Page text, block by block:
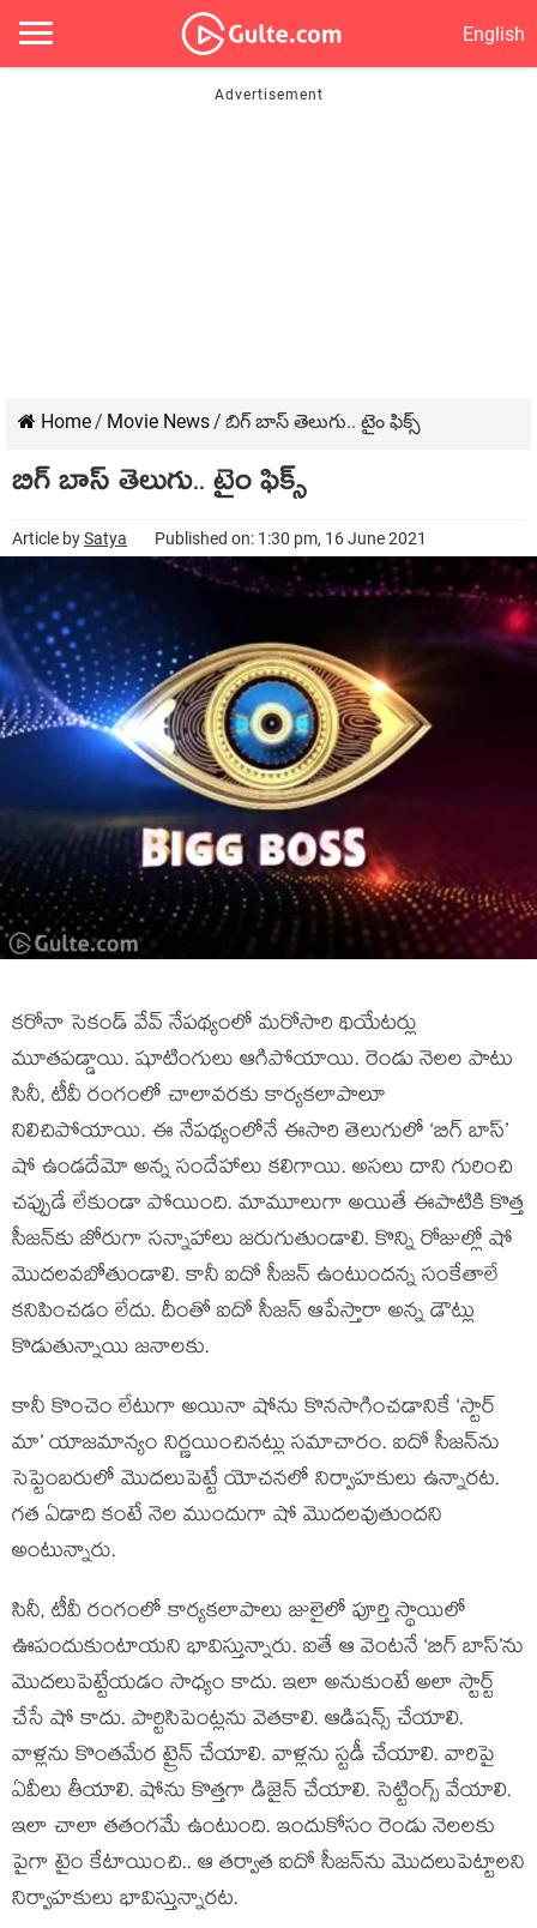
English
Home/ Movie News/ బిగ్ బాస్ తెలుగు.. టైం ఫిక్స్
బిగ్ బాస్ తెలుగు.. టైం ఫిక్స్
Article bySatya Published on: 1:30 pm, 16 June 2021
కరోనా సెకండ్ వేవ్ నేపథ్యంలో మరోసారి థియేటర్లు
మూతపడ్డాయి. షూటింగులు ఆగిపోయాయి. రెండు నెలల పాటు
సినీ, టీవీ రంగంలో చాలావరకు కార్యకలాపాలూ
నిలిచిపోయాయి. ఈ నేపథ్యంలోనే ఈసారి తెలుగులో ‘బిగ్ బాస్’
షో ఉండదేమో అన్న సందేహాలు కలిగాయి. అసలు దాని గురించి
చప్పుడే లేకుండా పోయింది. మామూలుగా అయితే ఈపాటికి కొత్త
సీజన్‌కు జోరుగా సన్నాహాలు జరుగుతుండాలి. కొన్ని రోజుల్లో షో
మొదలవబోతుండాలి. కానీ ఐదో సీజన్ ఉంటుందన్న సంకేతాలే
కనిపించడం లేదు. దీంతో ఐదో సీజన్ ఆపేస్తారా అన్న డౌట్లు
కొడుతున్నాయి జనాలకు.
కానీ కొంచెం లేటుగా అయినా షోను కొనసాగించడానికే ‘స్టార్
మా’ యాజమాన్యం నిర్ణయించినట్లు సమాచారం. ఐదో సీజన్‌ను
సెప్టెంబరులో మొదలుపెట్టే యోచనలో నిర్వాహకులు ఉన్నారట.
గత ఏడాది కంటే నెల ముందుగా షో మొదలవుతుందని
అంటున్నారు.
సినీ, టీవీ రంగంలో కార్యకలాపాలు జులైలో పూర్తి స్థాయిలో
ఊపందుకుంటాయని భావిస్తున్నారు. ఐతే ఆ వెంటనే ‘బిగ్ బాస్’ను
మొదలుపెట్టేయడం సాధ్యం కాదు. ఇలా అనుకుంటే అలా స్టార్ట్
చేసే షో కాదు. పార్టిసిపెంట్లను వెతకాలి. ఆడిషన్స్ చేయాలి.
వాళ్లను కొంతమేర ట్రైన్ చేయాలి. వాళ్లను స్టడీ చేయాలి. వారిపై
ఏవీలు తీయాలి. షోను కొత్తగా డిజైన్ చేయాలి. సెట్టింగ్స్ వేయాలి.
ఇలా చాలా తతంగమే ఉంటుంది. ఇందుకోసం రెండు నెలలకు
పైగా టైం కేటాయించి.. ఆ తర్వాత ఐదో సీజన్‌ను మొదలుపెట్టాలని
నిర్వాహకులు భావిస్తున్నారట.